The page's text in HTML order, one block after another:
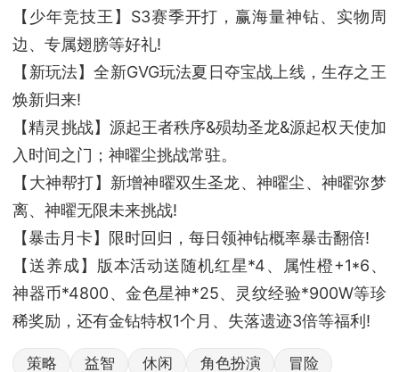
【少年竞技王】S3赛季开打，赢海量神钻、实物周
边、专属翅膀等好礼!
【新玩法】全新GVG玩法夏日夺宝战上线，生存之王
焕新归来!
【精灵挑战】源起王者秩序&殒劫圣龙&源起权天使加
入时间之门；神曜尘挑战常驻。
【大神帮打】新增神曜双生圣龙、神曜尘、神曜弥梦
离、神曜无限未来挑战!
【暴击月卡】限时回归，每日领神钻概率暴击翻倍!
【送养成】版本活动送随机红星*4、属性橙+1*6、
神器币*4800、金色星神*25、灵纹经验*900W等珍
稀奖励，还有金钻特权1个月、失落遗迹3倍等福利!
策略 益智 休闲 角色扮演 冒险